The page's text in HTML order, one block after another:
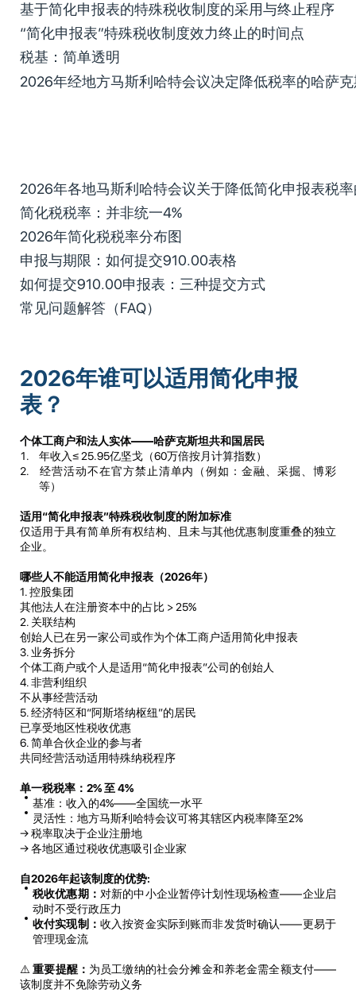
基于简化申报表的特殊税收制度的采用与终止程序
“简化申报表”特殊税收制度效力终止的时间点
税基：简单透明
2026年经地方马斯利哈特会议决定降低税率的哈萨
2026年各地马斯利哈特会议关于降低简化申报表税
简化税税率：并非统一4%
2026年简化税税率分布图
申报与期限：如何提交910.00表格
如何提交910.00申报表：三种提交方式
常见问题解答（FAQ）
2026年谁可以适用简化申报
表？
个体工商户和法人实体——哈萨克斯坦共和国居民
年收入≤ 25.95亿坚戈（60万倍按月计算指数）
经营活动不在官方禁止清单内（例如：金融、采掘、博彩
等）
适用“简化申报表”特殊税收制度的附加标准
仅适用于具有简单所有权结构、且未与其他优惠制度重叠的独立
企业。
哪些人不能适用简化申报表（2026年）
1. 控股集团
其他法人在注册资本中的占比 > 25%
2. 关联结构
创始人已在另一家公司或作为个体工商户适用简化申报表
3. 业务拆分
个体工商户或个人是适用“简化申报表”公司的创始人
4. 非营利组织
不从事经营活动
5. 经济特区和“阿斯塔纳枢纽”的居民
已享受地区性税收优惠
6. 简单合伙企业的参与者
共同经营活动适用特殊纳税程序
单一税税率： 2%至4%
基准：收入的4%——全国统一水平
灵活性：地方马斯利哈特会议可将其辖区内税率降至2%
→ 税率取决于企业注册地
→ 各地区通过税收优惠吸引企业家
自2026年起该制度的优势:
税收优惠期： 对新的中小企业暂停计划性现场检查——企业启
动时不受行政压力
收付实现制： 收入按资金实际到账而非发货时确认——更易于
管理现金流
⚠️重要提醒： 为员工缴纳的社会分摊金和养老金需全额支付——
该制度并不免除劳动义务